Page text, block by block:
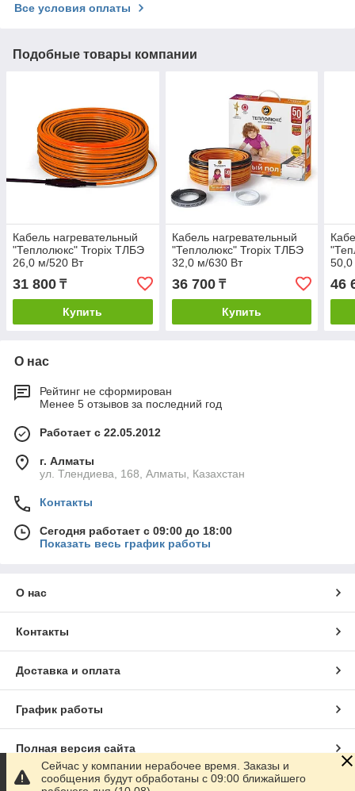
Все условия оплаты
Подобные товары компании
Кабель нагревательный
"Теплолюкс" Tropix ТЛБЭ
26,0 м/520 Вт
31 800 ₸
Купить
Кабель нагревательный
"Теплолюкс" Tropix ТЛБЭ
32,0 м/630 Вт
36 700₸
Купить
46
О нас
Рейтинг не сформирован
Менее 5 отзывов за последний год
Работает с 22.05.2012
г. Алматы
ул. Тлендиева, 168, Алматы, Казахстан
Контакты
Сегодня работает с 09:00 до 18:00
Показать весь график работы
О нас
Контакты
Доставка и оплата
График работы
Полная версия сайта
Сайт создан на маркетплейсе
Сейчас у компании нерабочее время. Заказы и
сообщения будут обработаны с 09:00 ближайшего